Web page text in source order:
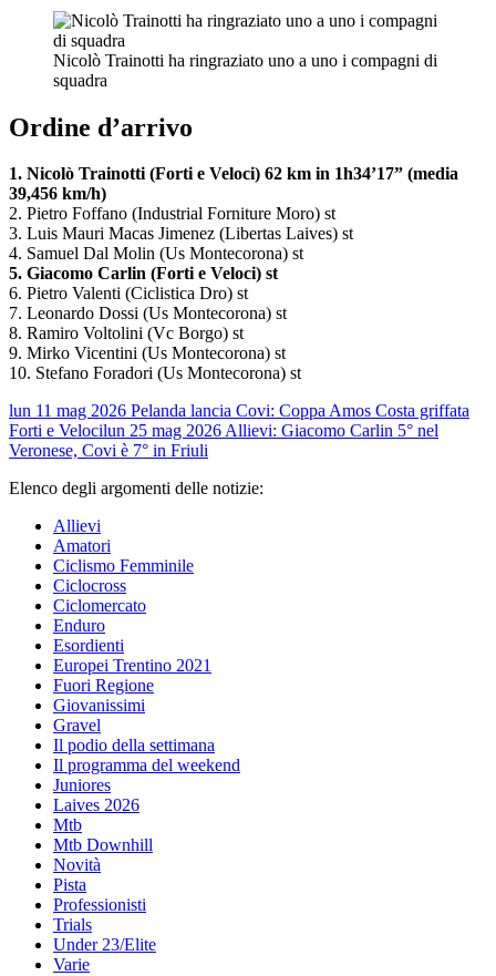
Nicolò Trainotti ha ringraziato uno a uno i compagni di
squadra
Ordine d’arrivo
1. Nicolò Trainotti (Forti e Veloci) 62 km in 1h34’17” (media
39,456 km/h)
2. Pietro Foffano (Industrial Forniture Moro) st
3. Luis Mauri Macas Jimenez (Libertas Laives) st
4. Samuel Dal Molin (Us Montecorona) st
5. Giacomo Carlin (Forti e Veloci) st
6. Pietro Valenti (Ciclistica Dro) st
7. Leonardo Dossi (Us Montecorona) st
8. Ramiro Voltolini (Vc Borgo) st
9. Mirko Vicentini (Us Montecorona) st
10. Stefano Foradori (Us Montecorona) st
lun 11 mag 2026 Pelanda lancia Covi: Coppa Amos Costa griffata
Forti e Velocilun 25 mag 2026Allievi: Giacomo Carlin 5° nel
Veronese, Covi è 7° in Friuli
Elenco degli argomenti delle notizie:
Allievi
Amatori
Ciclismo Femminile
Ciclocross
Ciclomercato
Enduro
Esordienti
Europei Trentino 2021
Fuori Regione
Giovanissimi
Gravel
Il podio della settimana
Il programma del weekend
Juniores
Laives 2026
Mtb
Mtb Downhill
Novità
Pista
Professionisti
Trials
Under 23/Elite
Varie